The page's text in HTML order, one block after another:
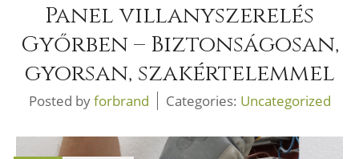
Panel villanyszerelés
Győrben – Biztonságosan,
gyorsan, szakértelemmel
Posted byforbrand Categories: Uncategorized